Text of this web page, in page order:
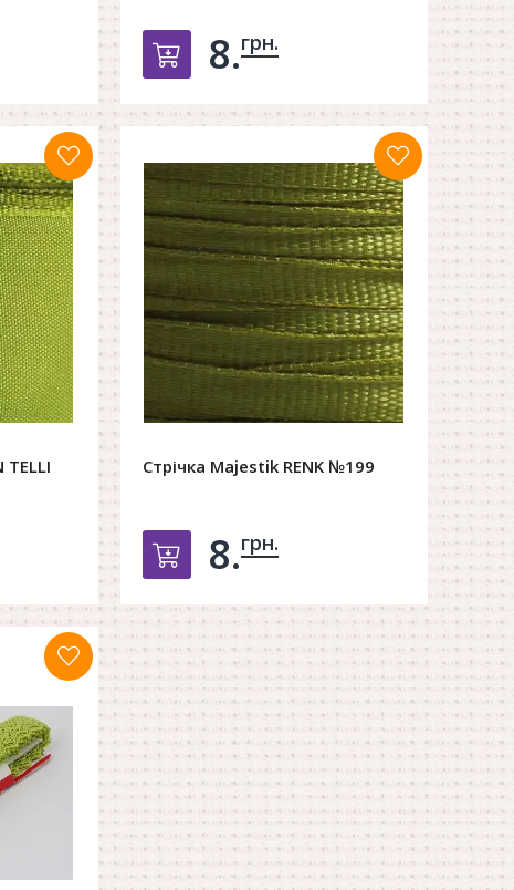
Добавить в корзину
8.грн.
TELLI
Стрічка Majestik RENK №199
Добавить в корзину
8.грн.